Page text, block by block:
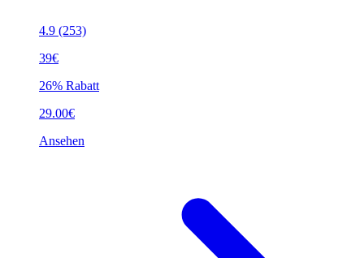
4.9 (253)
39€
26% Rabatt
29.00€
Ansehen